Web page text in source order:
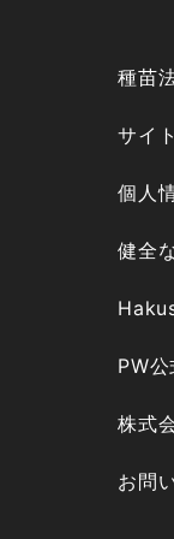
種苗
サイ
個人
健全
PW
株式
お問